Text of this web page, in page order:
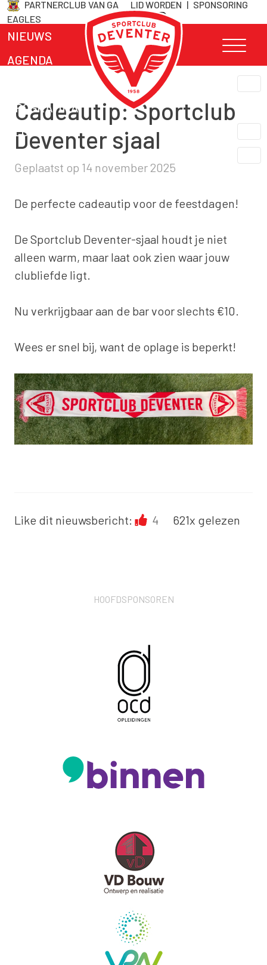
Skip
naar
inhoud
PARTNERCLUB VAN GA
EAGLES
LID WORDEN | SPONSORING
NIEUWS
AGENDA
PROGRAMMA
CLUB INFO
CONTACT
Cadeautip: Sportclub
Deventer sjaal
Geplaatst op 14 november 2025
De perfecte cadeautip voor de feestdagen!
De Sportclub Deventer-sjaal houdt je niet
alleen warm, maar laat ook zien waar jouw
clubliefde ligt.
Nu verkrijgbaar aan de bar voor slechts €10.
Wees er snel bij, want de oplage is beperkt!
Like dit nieuwsbericht: 4 621x gelezen
HOOFDSPONSOREN